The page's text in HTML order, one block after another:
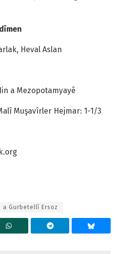
Heval Aslan
a Mezopotamyayê
Muşavîrler Hejmar: 1-1/3
a Gurbetellî Ersoz